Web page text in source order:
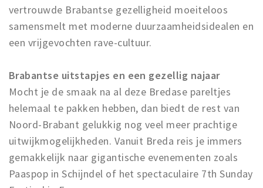
vertrouwde Brabantse gezelligheid moeiteloos
samensmelt met moderne duurzaamheidsidealen en
een vrijgevochten rave-cultuur.
Brabantse uitstapjes en een gezellig najaar
Mocht je de smaak na al deze Bredase pareltjes
helemaal te pakken hebben, dan biedt de rest van
Noord-Brabant gelukkig nog veel meer prachtige
uitwijkmogelijkheden. Vanuit Breda reis je immers
gemakkelijk naar gigantische evenementen zoals
Paaspop in Schijndel of het spectaculaire 7th Sunday